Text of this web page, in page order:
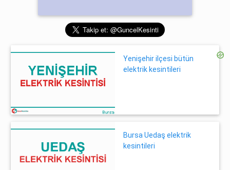
Yenişehir ilçesi bütün
elektrik kesintileri
Bursa Uedaş elektrik
kesintileri